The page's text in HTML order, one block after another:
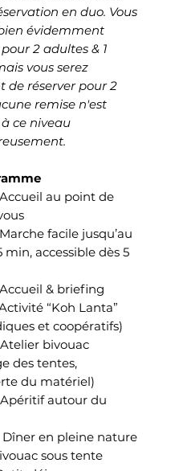
en duo. Vous
évidemment
2 adultes & 1
vous serez
de réserver pour 2
remise n'est
ce niveau
au point de
facile jusqu’au
min, accessible dès 5
& briefing
“Koh Lanta”
et coopératifs)
bivouac
des tentes,
du matériel)
autour du
Dîner en pleine nature
sous tente